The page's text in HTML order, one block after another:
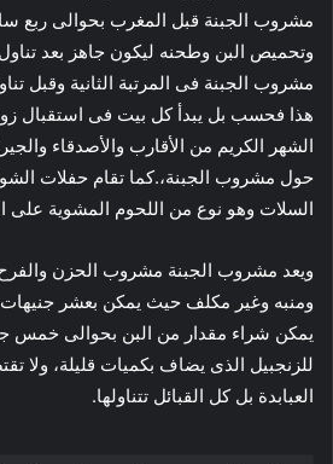
مشروب الجبنة قبل المغرب بحوالى ربع
وتحميص البن وطحنه ليكون جاهز بعد
مشروب الجبنة فى المرتبة الثانية وقبل
هذا فحسب بل يبدأ كل بيت فى استقبال
الشهر الكريم من الأقارب والأصدقاء
حول مشروب الجبنة،.كما تقام حفلات
السلات وهو نوع من اللحوم المشوية على
ويعد مشروب الجبنة مشروب الحزن
ومنبه وغير مكلف حيث يمكن بعشر
يمكن شراء مقدار من البن بحوالى خمس
للزنجبيل الذى يضاف بكميات قليلة، ولا
العبابدة بل كل القبائل تتناولها.